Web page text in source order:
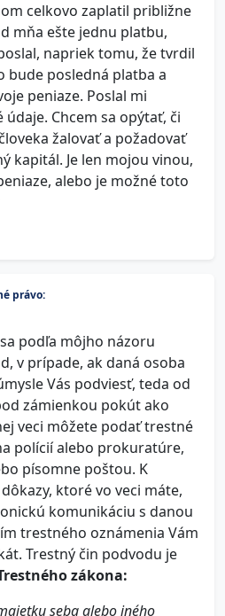
celkovo zaplatil približne
mňa ešte jednu platbu,
napriek tomu, že tvrdil
bude posledná platba a
peniaze. Poslal mi
Chcem sa opýtať, či
žalovať a požadovať
kapitál. Je len mojou vinou,
alebo je možné toto
právo:
podľa môjho názoru
v prípade, ak daná osoba
Vás podviesť, teda od
zámienkou pokút ako
veci môžete podať trestné
polícií alebo prokuratúre,
písomne poštou. K
ktoré vo veci máte,
komunikáciu s danou
trestného oznámenia Vám
Trestný čin podvodu je
zákona:
seba alebo iného